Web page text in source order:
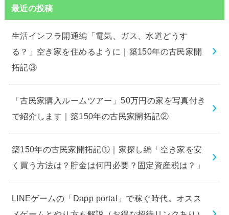
最近の投稿
生活インフラ開通編「電気、ガス、水道どうす
る？」空き家を住めるように｜築150年の古民家開
拓記③
「古民家購入ルームツアー」50万円の家を写真付き
で紹介します｜築150年の古民家開拓記②
築150年の古民家開拓記①｜家探し編「空き家を安
く買う方法は？貯金は何円必要？固定資産税は？」
LINEゲームの「Dapp portal」で稼ぐ時代。オスス